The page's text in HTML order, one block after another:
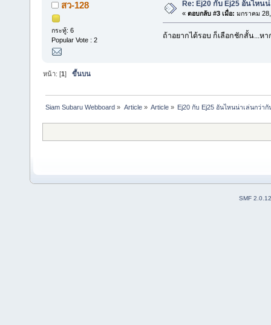
สว-128
กระทู้: 6
Popular Vote : 2
Re: Ej20 กับ Ej25 อันไหน
« ตอบกลับ #3 เมื่อ: มกราคม
ถ้าอยากได้รอบ ก็เลือกชักสั้น...ห
หน้า: [1]ขึ้นบน
Siam Subaru Webboard » Article» Article» Ej20 กับ Ej25 อันไหนน่าเล่นกว่า
SMF 2.0.12